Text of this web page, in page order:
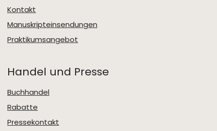
Kontakt
Manuskripteinsendungen
Praktikumsangebot
Handel und Presse
Buchhandel
Rabatte
Pressekontakt